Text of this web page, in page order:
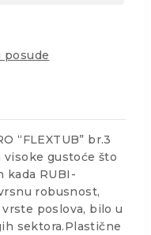
posude
“FLEXTUB” br.3
gustoće što
kada RUBI-
robusnost,
poslova, bilo u
sektora.Plastične